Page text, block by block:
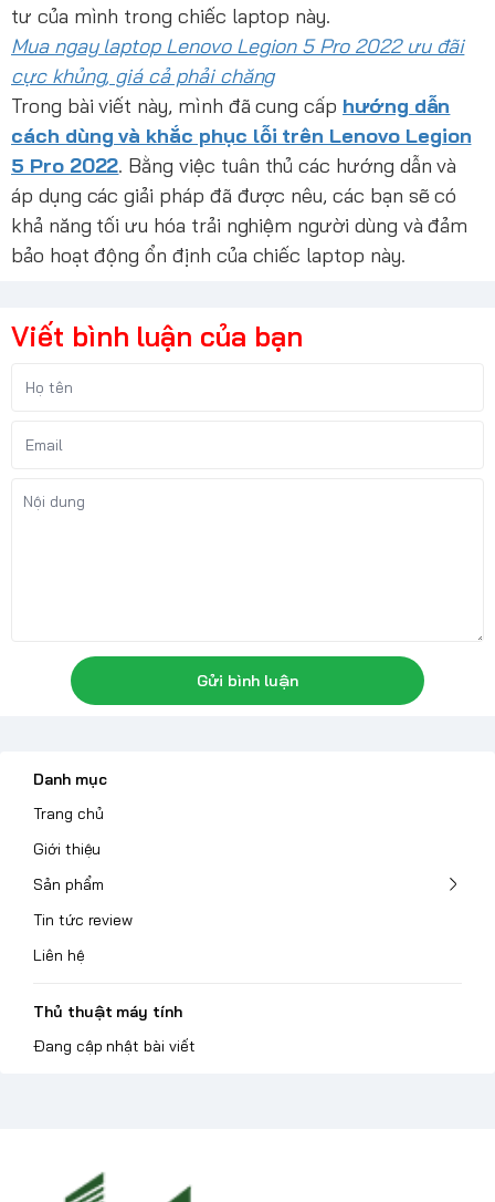
tư của mình trong chiếc laptop này.
Mua ngay laptop Lenovo Legion 5 Pro 2022 ưu đãi
cực khủng, giá cả phải chăng
Trong bài viết này, mình đã cung cấp hướng dẫn
cách dùng và khắc phục lỗi trên Lenovo Legion
5 Pro 2022. Bằng việc tuân thủ các hướng dẫn và
áp dụng các giải pháp đã được nêu, các bạn sẽ có
khả năng tối ưu hóa trải nghiệm người dùng và đảm
bảo hoạt động ổn định của chiếc laptop này.
Viết bình luận của bạn
Gửi bình luận
Danh mục
Trang chủ
Giới thiệu
Sản phẩm
Tin tức review
Liên hệ
Thủ thuật máy tính
Đang cập nhật bài viết